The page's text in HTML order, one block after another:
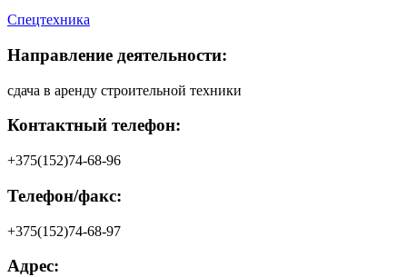
Спецтехника
Направление деятельности:
сдача в аренду строительной техники
Контактный телефон:
+375(152)74-68-96
Телефон/факс:
+375(152)74-68-97
Адрес: